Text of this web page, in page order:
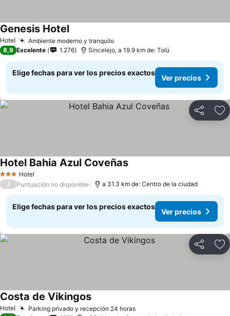
Hotel Ambiente moderno y tranquilo
Genesis Hotel
8,9 Excelente 1.276 Sincelejo, a 19.9 km de: Tolú
Elige fechas para ver los precios exactos
Ver precios
Compartir
3 Estrellas
Hotel
Hotel Bahia Azul Coveñas
/ Puntuación no disponible a 31.3 km de: Centro de la ciudad
Elige fechas para ver los precios exactos
Ver precios
Compartir
Hotel Parking privado y recepción 24 horas
Costa de Vikingos